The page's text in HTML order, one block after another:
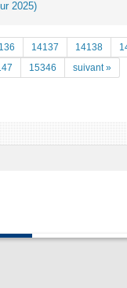
2025)
14137 14138
15346 suivant »